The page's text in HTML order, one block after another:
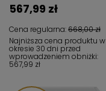
Cena regularna:668,00 zł
567,99 zł
Najniższa cena produktu w
okresie 30 dni przed
wprowadzeniem obniżki:
567,99 zł